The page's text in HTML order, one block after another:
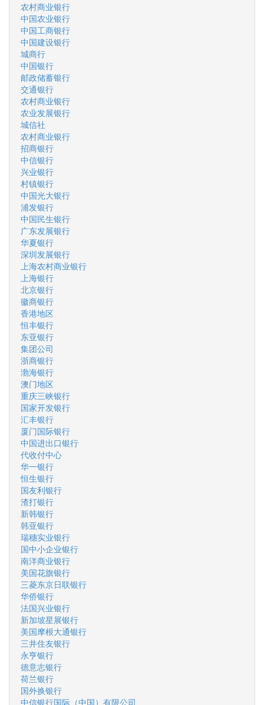
农村商业银行
中国农业银行
中国工商银行
中国建设银行
城商行
中国银行
邮政储蓄银行
交通银行
农村商业银行
农业发展银行
城信社
农村商业银行
招商银行
中信银行
兴业银行
村镇银行
中国光大银行
浦发银行
中国民生银行
广东发展银行
华夏银行
深圳发展银行
上海农村商业银行
上海银行
北京银行
徽商银行
香港地区
恒丰银行
东亚银行
集团公司
浙商银行
渤海银行
澳门地区
重庆三峡银行
国家开发银行
汇丰银行
厦门国际银行
中国进出口银行
代收付中心
华一银行
恒生银行
国友利银行
渣打银行
新韩银行
韩亚银行
瑞穗实业银行
国中小企业银行
南洋商业银行
美国花旗银行
三菱东京日联银行
华侨银行
法国兴业银行
新加坡星展银行
美国摩根大通银行
三井住友银行
永亨银行
德意志银行
荷兰银行
国外换银行
中信银行国际（中国）有限公司